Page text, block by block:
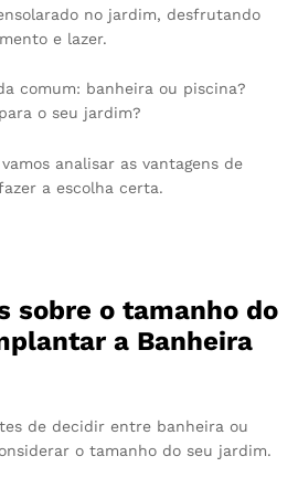
no jardim, desfrutando
e lazer.
comum: banheira ou piscina?
o seu jardim?
analisar as vantagens de
a escolha certa.
sobre o tamanho do
a Banheira
de decidir entre banheira ou
o tamanho do seu jardim.